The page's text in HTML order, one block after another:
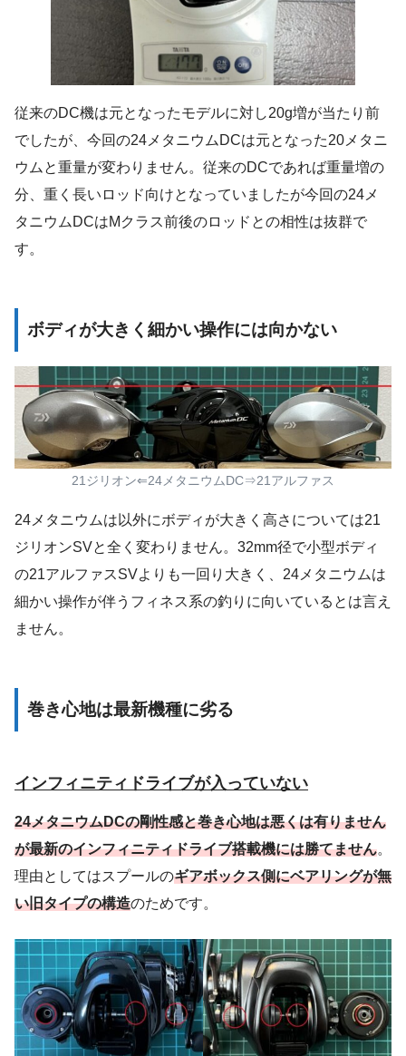
従来のDC機は元となったモデルに対し20g増が当たり前
でしたが、今回の24メタニウムDCは元となった20メタニ
ウムと重量が変わりません。従来のDCであれば重量増の
分、重く長いロッド向けとなっていましたが今回の24メ
タニウムDCはMクラス前後のロッドとの相性は抜群で
す。
ボディが大きく細かい操作には向かない
21ジリオン⇐24メタニウムDC⇒21アルファス
24メタニウムは以外にボディが大きく高さについては21
ジリオンSVと全く変わりません。32mm径で小型ボディ
の21アルファスSVよりも一回り大きく、24メタニウムは
細かい操作が伴うフィネス系の釣りに向いているとは言え
ません。
巻き心地は最新機種に劣る
インフィニティドライブが入っていない
24メタニウムDCの剛性感と巻き心地は悪くは有りません
が最新のインフィニティドライブ搭載機には勝てません。
理由としてはスプールのギアボックス側にベアリングが無
い旧タイプの構造のためです。